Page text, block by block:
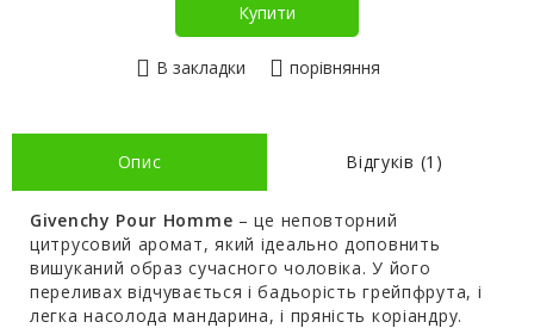
Купити
В закладки порівняння
Опис Відгуків (1)
Givenchy Pour Homme – це неповторний
цитрусовий аромат, який ідеально доповнить
вишуканий образ сучасного чоловіка. У його
переливах відчувається і бадьорість грейпфрута, і
легка насолода мандарина, і пряність коріандру.